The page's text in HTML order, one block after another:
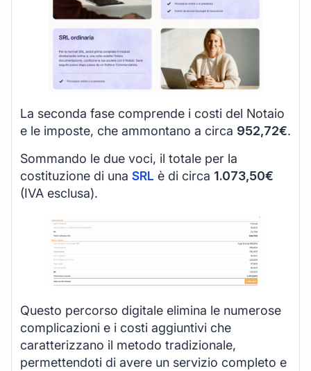
La seconda fase comprende i costi del Notaio
e le imposte, che ammontano a circa 952,72€.
Sommando le due voci, il totale per la
costituzione di una SRL è di circa 1.073,50€
(IVA esclusa).
Questo percorso digitale elimina le numerose
complicazioni e i costi aggiuntivi che
caratterizzano il metodo tradizionale,
permettendoti di avere un servizio completo e